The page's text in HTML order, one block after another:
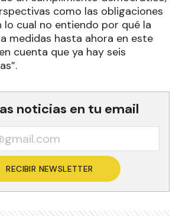
como las obligaciones
lo cual no entiendo por qué la
medidas hasta ahora en este
cuenta que ya hay seis
noticias en tu email
RECIBIR NEWSLETTER